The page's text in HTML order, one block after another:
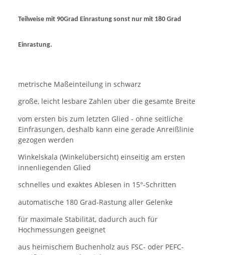
Teilweise mit 90Grad Einrastung sonst nur mit 180 Grad
Einrastung.
metrische Maßeinteilung in schwarz
große, leicht lesbare Zahlen über die gesamte Breite
vom ersten bis zum letzten Glied - ohne seitliche
Einfräsungen, deshalb kann eine gerade Anreißlinie
gezogen werden
Winkelskala (Winkelübersicht) einseitig am ersten
innenliegenden Glied
schnelles und exaktes Ablesen in 15°-Schritten
automatische 180 Grad-Rastung aller Gelenke
für maximale Stabilität, dadurch auch für
Hochmessungen geeignet
aus heimischem Buchenholz aus FSC- oder PEFC-